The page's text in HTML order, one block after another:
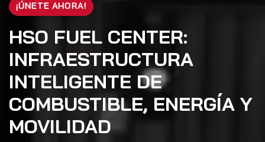
¡ÚNETE AHORA!
HSO FUEL CENTER:
INFRAESTRUCTURA
INTELIGENTE DE
COMBUSTIBLE, ENERGÍA Y
MOVILIDAD